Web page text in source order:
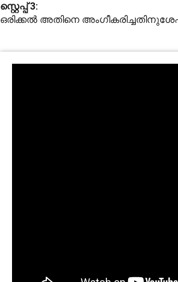
സ്റ്റെപ്പ് 3:
ഒരിക്കൽ അതിനെ